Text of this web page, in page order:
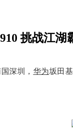
挑战江湖
深圳， 华为坂田